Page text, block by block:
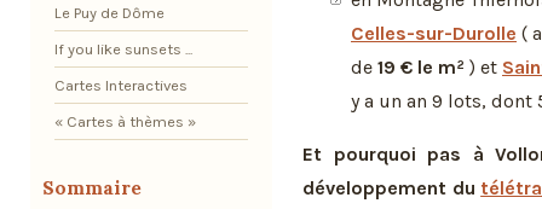
Celles-sur-Durolle (
de 19 € le m² ) et
y a un an 9 lots, dont
Et pourquoi pas à
développement du
Le Puy de Dôme
If you like sunsets ...
Cartes Interactives
« Cartes à thèmes »
Sommaire